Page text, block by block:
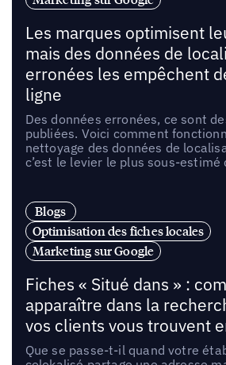
Les marques optimisent
mais des données de
erronées les empêchent
ligne
Des données erronées, ce sont
publiées. Voici comment
nettoyage des données de
c’est le levier le plus sous-estimé
Blogs
Optimisation des fiches locales
Marketing sur Google
Fiches « Situé dans » :
apparaître dans la
vos clients vous trouvent
Que se passe-t-il quand votre